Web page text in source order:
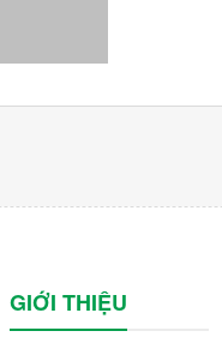
GIỚI THIỆU